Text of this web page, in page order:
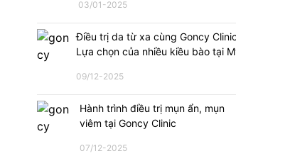
03/01-2025
Điều trị da từ xa cùng Goncy Clinic:
Lựa chọn của nhiều kiều bào tại Mỹ
09/12-2025
Hành trình điều trị mụn ẩn, mụn
viêm tại Goncy Clinic
07/12-2025